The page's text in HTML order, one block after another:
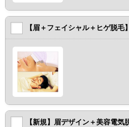
【眉＋フェイシャル＋ヒゲ脱毛
【新規】眉デザイン＋美容電気